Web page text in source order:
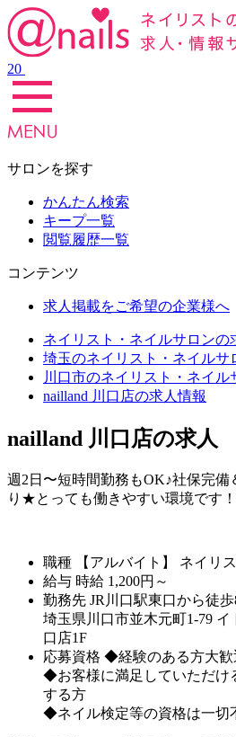
20
サロンを探す
かんたん検索
キープ一覧
閲覧履歴一覧
コンテンツ
求人掲載をご希望の企業様へ
ネイリスト・ネイルサロンの
埼玉のネイリスト・ネイルサ
川口市のネイリスト・ネイル
nailland 川口店の求人情報
nailland 川口店の求人
週2日〜短時間勤務もOK♪社保完備
り★とっても働きやすい環境です！
職種
【アルバイト】 ネイリ
給与 時給 1,200円～
勤務先 JR川口駅東口から徒歩
埼玉県川口市並木元町1-79 イ
口店1F
応募資格 ◆経験のある方大歓
◆お客様に満足していただけ
する方
◆ネイル検定等の資格は一切